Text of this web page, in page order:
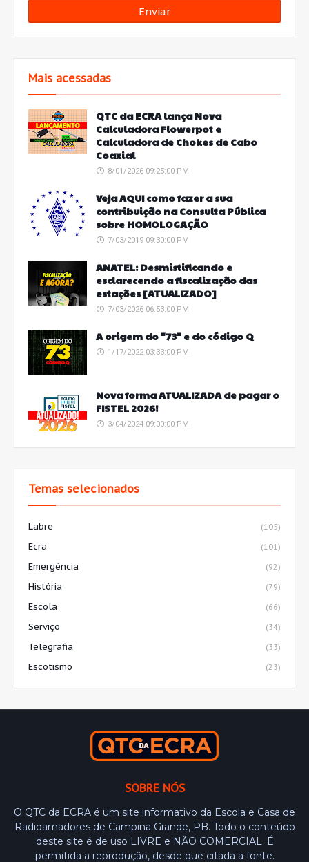
Mais acessadas
QTC da ECRA lança Nova
Calculadora Flowerpot e
Calculadora de Chokes de Cabo
Coaxial
8/01/2026 09:25:00 PM
Veja AQUI como fazer a sua
contribuição na Consulta Pública
sobre HOMOLOGAÇÃO
7/03/2019 09:30:00 PM
ANATEL: Desmistificando e
esclarecendo a fiscalização das
estações [ATUALIZADO]
7/03/2026 06:53:00 PM
A origem do "73" e do código Q
1/17/2022 03:33:00 PM
Nova forma ATUALIZADA de pagar o
FISTEL 2026!
3/04/2024 09:00:00 PM
Temas selecionados
Labre (105)
Ecra (101)
Emergência (92)
História (79)
Escola (66)
Serviço (34)
Telegrafia (33)
Escotismo (23)
SOBRE NÓS
O QTC da ECRA é um site informativo da Escola e Casa de
Radioamadores de Campina Grande, PB. Todo o conteúdo
deste site é de uso LIVRE e NÃO COMERCIAL. É
permitida a reprodução, desde que citada a fonte.